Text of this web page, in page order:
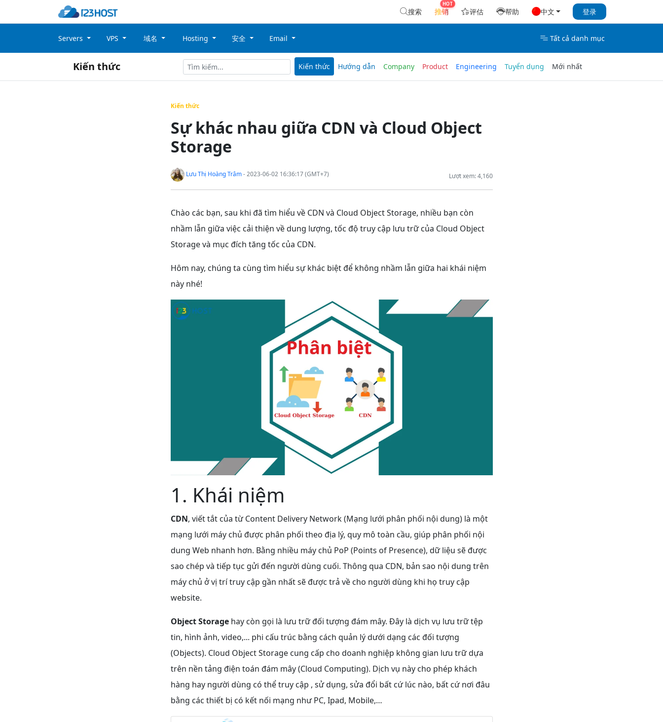
搜索 推销 评估 帮助 中文 登录
Servers VPS 域名 Hosting 安全 Email Tất cả danh mục
Kiến thức Kiến thức Hướng dẫn Company Product Engineering Tuyển dụng Mới nhất
Kiến thức
Sự khác nhau giữa CDN và Cloud Object
Storage
Lượt xem: 4,160
Lưu Thị Hoàng Trâm- 2023-06-02 16:36:17 (GMT+7)
Chào các bạn, sau khi đã tìm hiểu về CDN và Cloud Object Storage, nhiều bạn còn
nhầm lẫn giữa việc cải thiện về dung lượng, tốc độ truy cập lưu trữ của Cloud Object
Storage và mục đích tăng tốc của CDN.
Hôm nay, chúng ta cùng tìm hiểu sự khác biệt để không nhầm lẫn giữa hai khái niệm
này nhé!
1. Khái niệm
CDN, viết tắt của từ Content Delivery Network (Mạng lưới phân phối nội dung) là một
mạng lưới máy chủ được phân phối theo địa lý, quy mô toàn cầu, giúp phân phối nội
dung Web nhanh hơn. Bằng nhiều máy chủ PoP (Points of Presence), dữ liệu sẽ được
sao chép và tiếp tục gửi đến người dùng cuối. Thông qua CDN, bản sao nội dung trên
máy chủ ở vị trí truy cập gần nhất sẽ được trả về cho người dùng khi họ truy cập
website.
Object Storagehay còn gọi là lưu trữ đối tượng đám mây. Đây là dịch vụ lưu trữ tệp
tin, hình ảnh, video,... phi cấu trúc bằng cách quản lý dưới dạng các đối tượng
(Objects). Cloud Object Storage cung cấp cho doanh nghiệp không gian lưu trữ dựa
trên nền tảng điện toán đám mây (Cloud Computing). Dịch vụ này cho phép khách
hàng hay người dùng có thể truy cập , sử dụng, sửa đổi bất cứ lúc nào, bất cứ nơi đâu
bằng các thiết bị có kết nối mạng như PC, Ipad, Mobile,…